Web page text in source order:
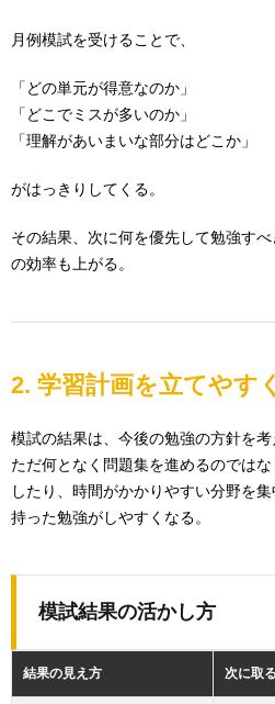
月例模試を受けることで、
「どの単元が得意なのか」
「どこでミスが多いのか」
「理解があいまいな部分はどこか」
がはっきりしてくる。
その結果、次に何を優先して勉強す
の効率も上がる。
2. 学習計画を立てやす
模試の結果は、今後の勉強の方針を考
ただ何となく問題集を進めるのでは
したり、時間がかかりやすい分野を
持った勉強がしやすくなる。
模試結果の活かし方
結果の見え方 次に取